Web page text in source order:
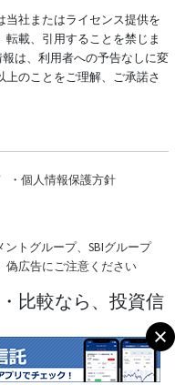
社またはライセンス提供を
載、引用することを禁じま
は、利用者への予告なしに変
のことをご理解、ご承諾さ
・ 個人情報保護方針
トグループ、SBIグループ
偽広告にご注意ください
比較なら、投資信
Ltd. All Rights